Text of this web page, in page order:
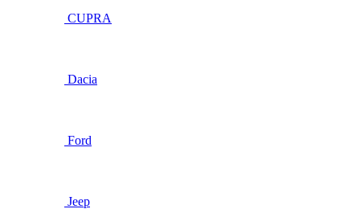
CUPRA
Dacia
Ford
Jeep